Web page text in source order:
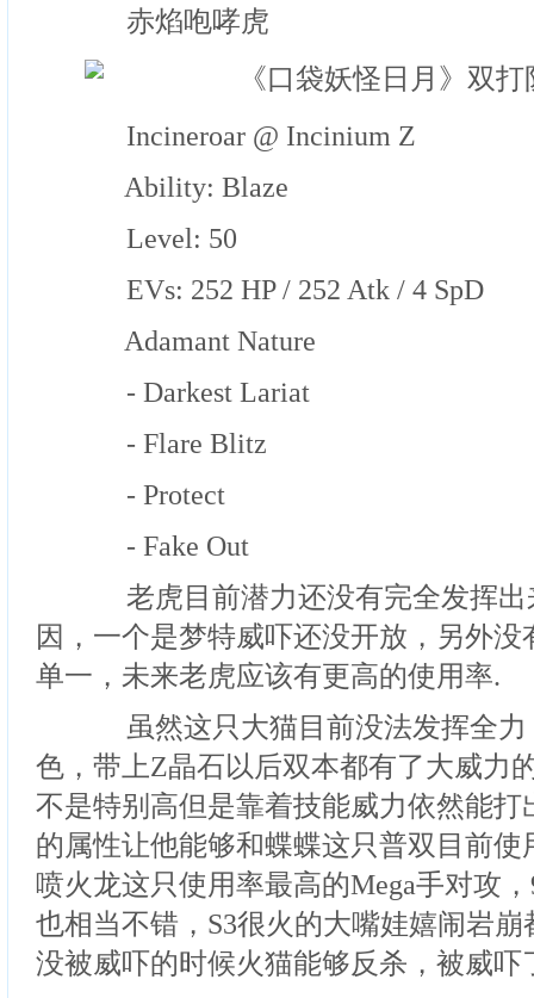
赤焰咆哮虎
Incineroar @ Incinium Z
Ability: Blaze
Level: 50
EVs: 252 HP / 252 Atk / 4 SpD
Adamant Nature
- Darkest Lariat
- Flare Blitz
- Protect
- Fake Out
老虎目前潜力还没有完全发挥出
因，一个是梦特威吓还没开放，另外
单一，未来老虎应该有更高的使用率.
虽然这只大猫目前没法发挥全力
色，带上Z晶石以后双本都有了大威力
不是特别高但是靠着技能威力依然能打
的属性让他能够和蝶蝶这只普双目前使
喷火龙这只使用率最高的Mega手对攻
也相当不错，S3很火的大嘴娃嬉闹岩
没被威吓的时候火猫能够反杀，被威吓